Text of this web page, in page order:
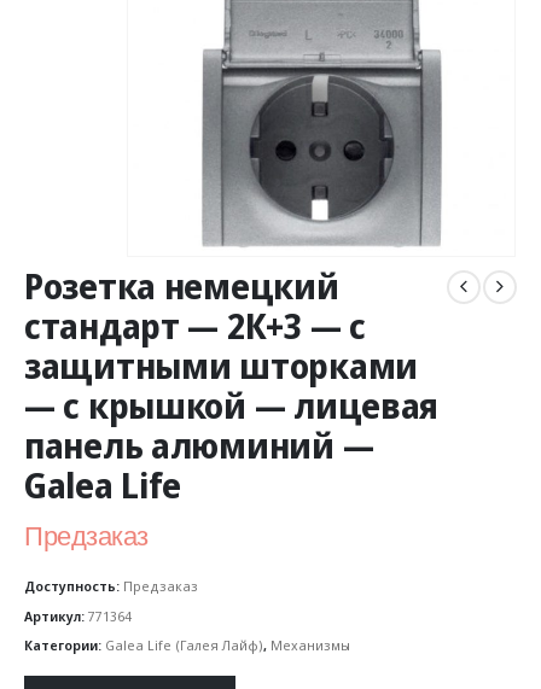
Розетка немецкий
стандарт — 2К+3 — с
защитными шторками
— с крышкой — лицевая
панель алюминий —
Galea Life
Предзаказ
Доступность: Предзаказ
Артикул: 771364
Категории: Galea Life (Галея Лайф), Механизмы